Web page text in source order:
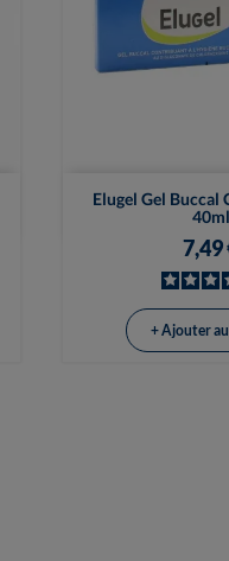
Elugel Gel
40ml
7,49
Vue
+ Ajouter